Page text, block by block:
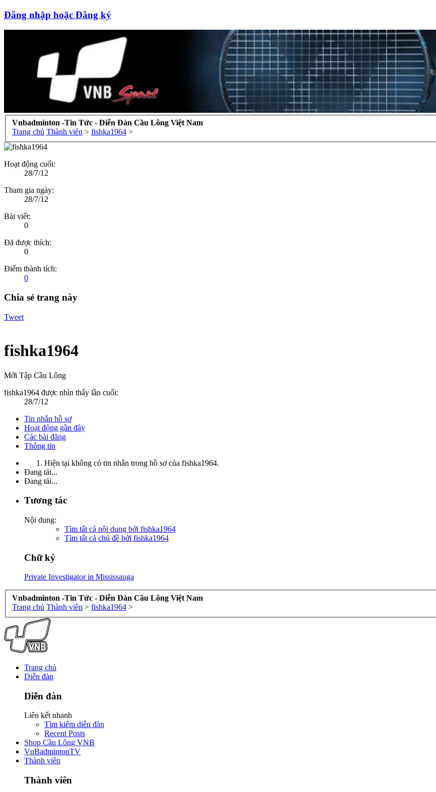
Đăng nhập hoặc Đăng ký
Vnbadminton -Tin Tức - Diễn Đàn Cầu Lông Việt Nam
Trang chủ Thành viên > fishka1964 >
Hoạt động cuối:
28/7/12
Tham gia ngày:
28/7/12
Bài viết:
0
Đã được thích:
0
Điểm thành tích:
0
Chia sẻ trang này
Tweet
fishka1964
Mới Tập Cầu Lông
fishka1964 được nhìn thấy lần cuối:
28/7/12
Tin nhắn hồ sơ
Hoạt động gần đây
Các bài đăng
Thông tin
Hiện tại không có tin nhắn trong hồ sơ của fishka1964.
Đang tải...
Đang tải...
Tương tác
Nội dung:
Tìm tất cả nội dung bởi fishka1964
Tìm tất cả chủ đề bởi fishka1964
Chữ ký
Private Investigator in Mississauga
Vnbadminton -Tin Tức - Diễn Đàn Cầu Lông Việt Nam
Trang chủ Thành viên > fishka1964 >
Trang chủ
Diễn đàn
Diễn đàn
Liên kết nhanh
Tìm kiếm diễn đàn
Recent Posts
Shop Cầu Lông VNB
VnBadmintonTV
Thành viên
Thành viên